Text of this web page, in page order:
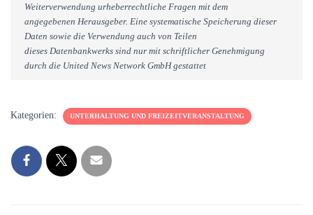
Weiterverwendung urheberrechtliche Fragen mit dem
angegebenen Herausgeber. Eine systematische Speicherung dieser
Daten sowie die Verwendung auch von Teilen
dieses Datenbankwerks sind nur mit schriftlicher Genehmigung
durch die United News Network GmbH gestattet
Kategorien: UNTERHALTUNG UND FREIZEITVERANSTALTUNG